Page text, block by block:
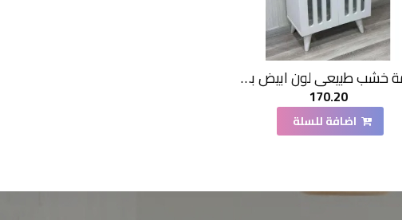
جزامة خشب طبيعي لون ابيض بسطح بيج2 باب 60*33*90 سم
170.20
اضافة للسلة